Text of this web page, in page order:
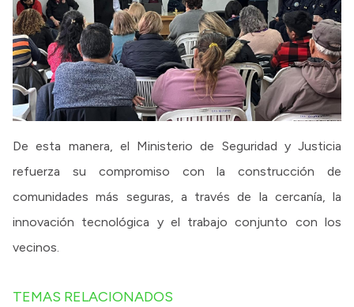
De esta manera, el Ministerio de Seguridad y Justicia
refuerza su compromiso con la construcción de
comunidades más seguras, a través de la cercanía, la
innovación tecnológica y el trabajo conjunto con los
vecinos.
TEMAS RELACIONADOS